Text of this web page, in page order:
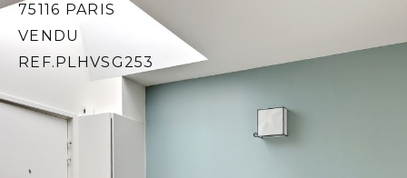
75116 PARIS
VENDU
REF.PLHVSG253
eétage